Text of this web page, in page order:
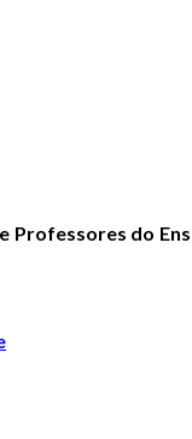
Professores do